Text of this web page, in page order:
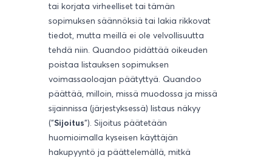
tai korjata virheelliset tai tämän
sopimuksen säännöksiä tai lakia rikkovat
tiedot, mutta meillä ei ole velvollisuutta
tehdä niin. Quandoo pidättää oikeuden
poistaa listauksen sopimuksen
voimassaoloajan päätyttyä. Quandoo
päättää, milloin, missä muodossa ja missä
sijainnissa (järjestyksessä) listaus näkyy
("Sijoitus"). Sijoitus päätetään
huomioimalla kyseisen käyttäjän
hakupyyntö ja päättelemällä, mitkä